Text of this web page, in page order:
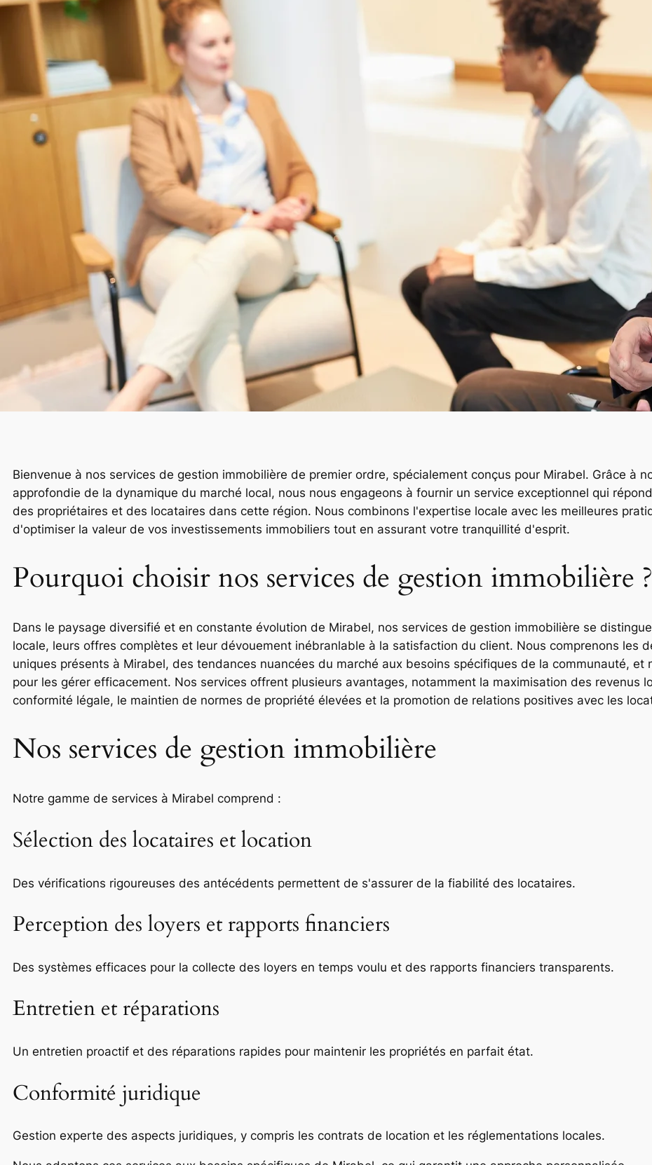
Bienvenue à nos services de gestion immobilière de premier ordre, spécialement conçus pour Mirabel. Grâce à
approfondie de la dynamique du marché local, nous nous engageons à fournir un service exceptionnel qui
des propriétaires et des locataires dans cette région. Nous combinons l'expertise locale avec les meilleures
d'optimiser la valeur de vos investissements immobiliers tout en assurant votre tranquillité d'esprit.
Pourquoi choisir nos services de gestion immobilière ?
Dans le paysage diversifié et en constante évolution de Mirabel, nos services de gestion immobilière se
locale, leurs offres complètes et leur dévouement inébranlable à la satisfaction du client. Nous comprenons les
uniques présents à Mirabel, des tendances nuancées du marché aux besoins spécifiques de la communauté, et
pour les gérer efficacement. Nos services offrent plusieurs avantages, notamment la maximisation des revenus
conformité légale, le maintien de normes de propriété élevées et la promotion de relations positives avec les
Nos services de gestion immobilière
Notre gamme de services à Mirabel comprend :
Sélection des locataires et location
Des vérifications rigoureuses des antécédents permettent de s'assurer de la fiabilité des locataires.
Perception des loyers et rapports financiers
Des systèmes efficaces pour la collecte des loyers en temps voulu et des rapports financiers transparents.
Entretien et réparations
Un entretien proactif et des réparations rapides pour maintenir les propriétés en parfait état.
Conformité juridique
Gestion experte des aspects juridiques, y compris les contrats de location et les réglementations locales.